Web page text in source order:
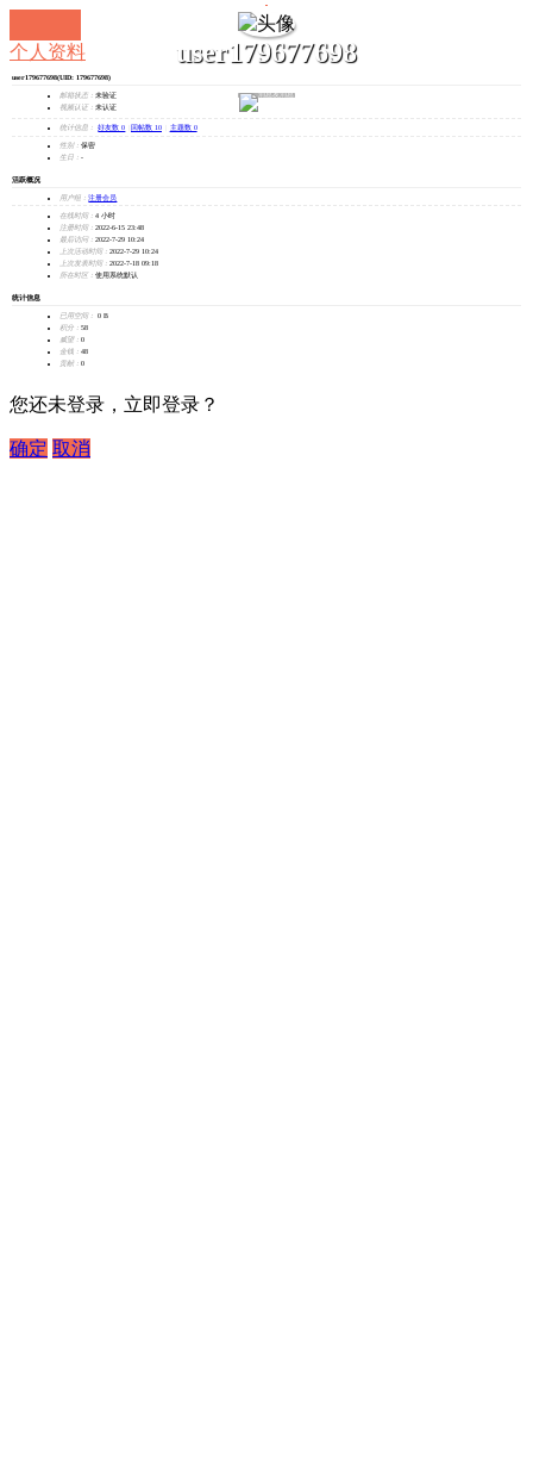
user179677698
发消息
个人资料
user179677698(UID: 179677698)
邮箱状态： 未验证
视频认证： 未认证
统计信息： 好友数 0 回帖数 10 主题数 0
性别： 保密
生日： -
活跃概况
用户组： 注册会员
在线时间： 4 小时
注册时间： 2022-6-15 23:48
最后访问： 2022-7-29 10:24
上次活动时间： 2022-7-29 10:24
上次发表时间： 2022-7-18 09:18
所在时区： 使用系统默认
统计信息
已用空间：
0 B
积分： 58
威望： 0
金钱： 48
贡献： 0
您还未登录，立即登录？
确定 取消